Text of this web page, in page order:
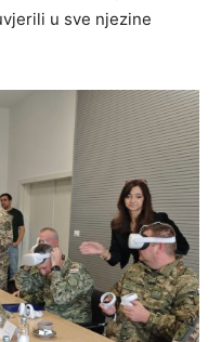
u sve njezine